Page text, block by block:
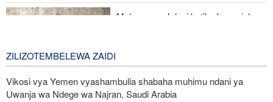
Malengo ya Julani katika kuanzisha
ZILIZOTEMBELEWA ZAIDI
Vikosi vya Yemen vyashambulia shabaha muhimu ndani ya
Uwanja wa Ndege wa Najran, Saudi Arabia